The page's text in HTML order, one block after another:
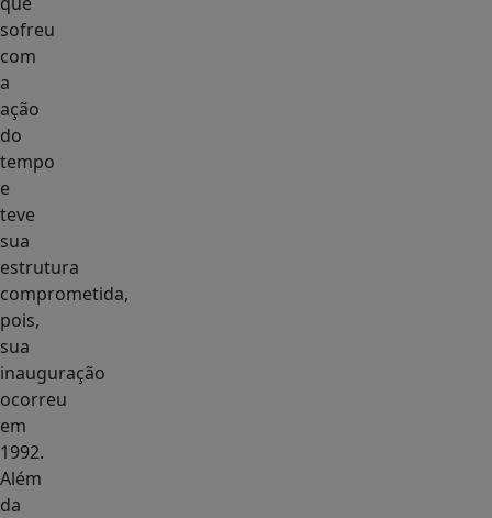
sofreu
com
a
ação
do
tempo
e
teve
sua
estrutura
comprometida,
pois,
sua
inauguração
ocorreu
em
1992.
Além
da